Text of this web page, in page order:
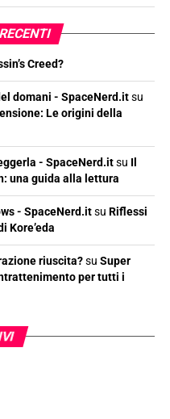
Creed?
domani - SpaceNerd.itsu
Le origini della
- SpaceNerd.itsu Il
una guida alla lettura
- SpaceNerd.itsu Riflessi
Kore’eda
riuscita?su Super
per tutti i